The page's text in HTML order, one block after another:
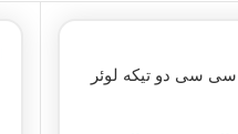
سرنگ 5 سی سی دو تیکه لوئر